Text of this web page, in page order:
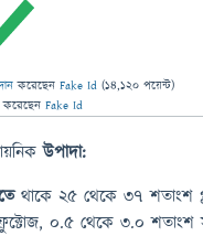
করেছেন Fake Id (14,120 পয়েন্ট)
করেছেন Fake Id
উপাদা:
থাকে ২৫ থেকে ৩৭ শতাংশ
০.৫ থেকে ৩.০